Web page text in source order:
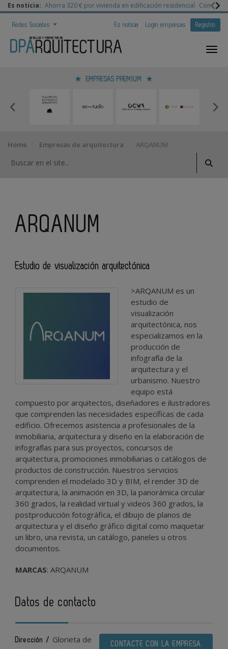
Es noticia: Ahorra 320 € por vivienda en edificación residencial
Redes Sociales Es noticia Login empresas Registro
EMPRESAS PREMIUM
Home Empresas de arquitectura ARQANUM
ARQANUM
Estudio de visualización arquitectónica
>ARQANUM es un
estudio de
visualización
arquitectónica, nos
especializamos en la
producción de
infografía de la
arquitectura y el
urbanismo. Nuestro
equipo está
compuesto por arquitectos, diseñadores e ilustradores
que comprenden las necesidades específicas de cada
edificio. Ofrecemos asistencia a profesionales de la
inmobiliaria, arquitectura y diseño en la elaboración de
infografías para sus proyectos, concursos de
arquitectura, promociones inmobiliarias o catálogos de
productos de construcción. Nuestros servicios
comprenden el modelado 3D y BIM, el render 3D de
arquitectura, la animación en 3D, la panorámica circular
360 grados, la realidad virtual y videos 360 grados, la
postproducción fotográfica, el dibujo de planos de
arquitectura y el diseño gráfico digital como maquetar
un libro, una revista, un catálogo, paneles u otros
documentos.
MARCAS: ARQANUM
Datos de contacto
CONTACTE CON LA EMPRESA
Dirección / Glorieta de